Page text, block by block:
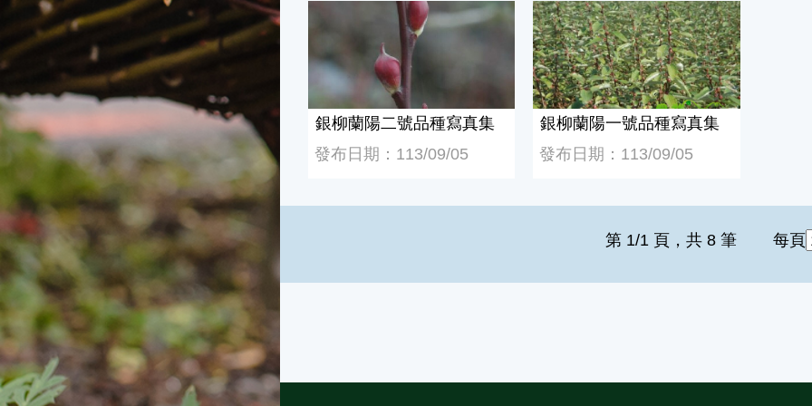
銀柳蘭陽二號品種寫真集
銀柳蘭陽二號品種寫真集
發布日期：113/09/05
銀柳蘭陽一號品種寫真集
銀柳蘭陽一號品種寫真集
發布日期：113/09/05
第 1/1 頁，共 8 筆 每頁